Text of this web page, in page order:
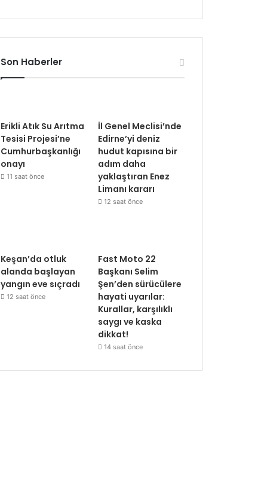
Son Haberler
Erikli Atık Su Arıtma
Tesisi Projesi’ne
Cumhurbaşkanlığı
onayı
11 saat önce
İl Genel Meclisi’nde
Edirne’yi deniz
hudut kapısına bir
adım daha
yaklaştıran Enez
Limanı kararı
12 saat önce
Keşan’da otluk
alanda başlayan
yangın eve sıçradı
12 saat önce
Fast Moto 22
Başkanı Selim
Şen’den sürücülere
hayati uyarılar:
Kurallar, karşılıklı
saygı ve kaska
dikkat!
14 saat önce